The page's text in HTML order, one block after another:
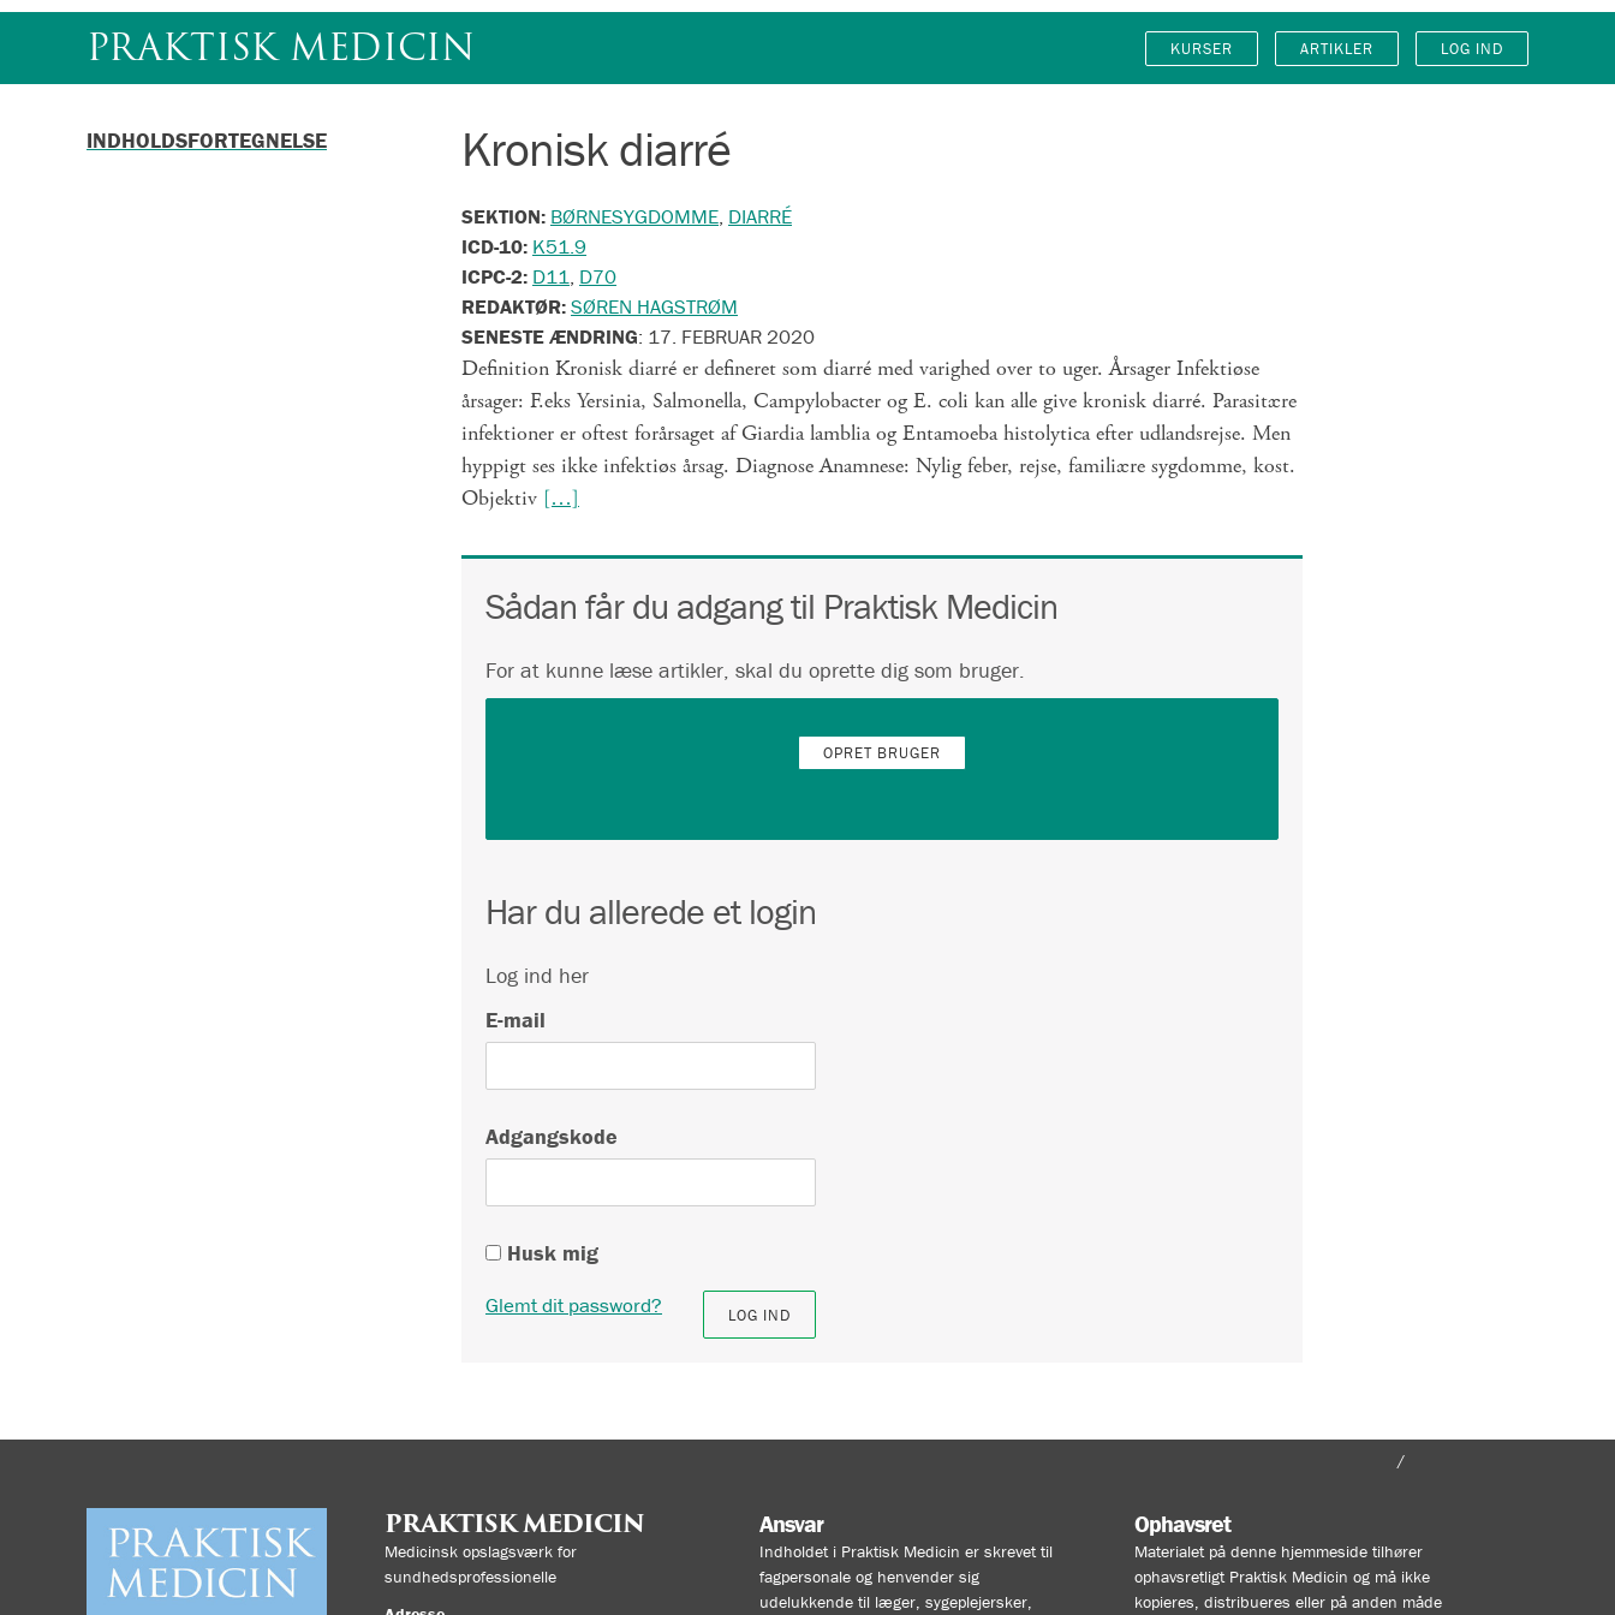
indhold
PRAKTISK MEDICIN KURSER ARTIKLER LOG IND
Kronisk diarré
SEKTION: BØRNESYGDOMME, DIARRÉ
ICD-10: K51.9
ICPC-2: D11, D70
REDAKTØR:SØREN HAGSTRØM
SENESTE ÆNDRING: 17. FEBRUAR 2020
Definition Kronisk diarré er defineret som diarré med varighed over to uger. Årsager Infektiøse
årsager: F.eks Yersinia, Salmonella, Campylobacter og E. coli kan alle give kronisk diarré. Parasitære
infektioner er oftest forårsaget af Giardia lamblia og Entamoeba histolytica efter udlandsrejse. Men
hyppigt ses ikke infektiøs årsag. Diagnose Anamnese: Nylig feber, rejse, familiære sygdomme, kost.
Objektiv […]
Sådan får du adgang til Praktisk Medicin
For at kunne læse artikler, skal du oprette dig som bruger.
OPRET BRUGER
Har du allerede et login
Log ind her
E-mail
Adgangskode
Husk mig
Glemt dit password?
INDHOLDSFORTEGNELSE
PRAKTISK MEDICIN
Medicinsk opslagsværk for
sundhedsprofessionelle
Ansvar
Indholdet i Praktisk Medicin er skrevet til
fagpersonale og henvender sig
udelukkende til læger, sygeplejersker,
Ophavsret
Materialet på denne hjemmeside tilhører
ophavsretligt Praktisk Medicin og må ikke
kopieres, distribueres eller på anden måde